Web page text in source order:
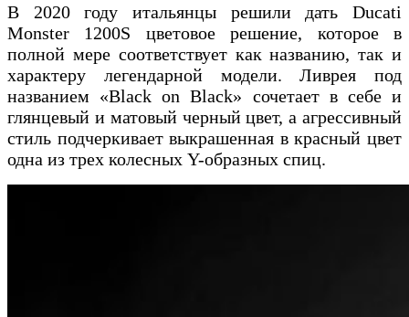
В 2020 году итальянцы решили дать Ducati
Monster 1200S цветовое решение, которое в
полной мере соответствует как названию, так и
характеру легендарной модели. Ливрея под
названием «Black on Black» сочетает в себе и
глянцевый и матовый черный цвет, а агрессивный
стиль подчеркивает выкрашенная в красный цвет
одна из трех колесных Y-образных спиц.